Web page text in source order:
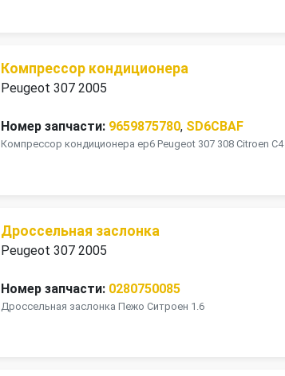
Компрессор кондиционера
Peugeot 307 2005
Номер запчасти: 9659875780, SD6CBAF
Компрессор кондиционера ep6 Peugeot 307 308 Citroen C4
Дроссельная заслонка
Peugeot 307 2005
Номер запчасти: 0280750085
Дроссельная заслонка Пежо Ситроен 1.6